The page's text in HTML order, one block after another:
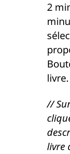
2
livre.
//
livre